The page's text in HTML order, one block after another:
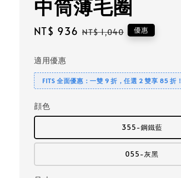
中筒薄毛圈
Sale
NT$ 936 Regular
NT$ 1,040 優惠
適用優惠
FITS 全面優惠：一雙 9 折，任選 2 雙享 85 折！
顔色
355-鋼鐵藍
055-灰黑